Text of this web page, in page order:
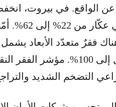
بينما
اللبنانيين تصل إلى